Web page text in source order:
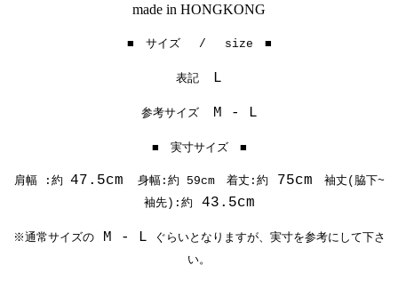
made in HONGKONG
■ サイズ / size ■
表記 L
参考サイズM - L
■ 実寸サイズ ■
肩幅 :約 47.5cm 身幅:約 59cm 着丈:約 75cm 袖丈(脇下~
袖先):約
43.5cm
※通常サイズのM - L ぐらいとなりますが、実寸を参考にして下さ
い。